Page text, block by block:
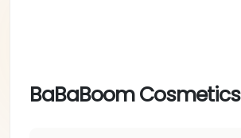
BaBaBoom Cosmetics